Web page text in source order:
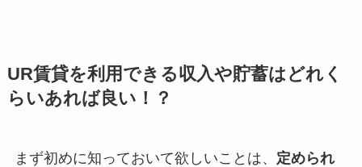
UR賃貸を利用できる収入や貯蓄はどれく
らいあれば良い！？
まず初めに知っておいて欲しいことは、 定められ